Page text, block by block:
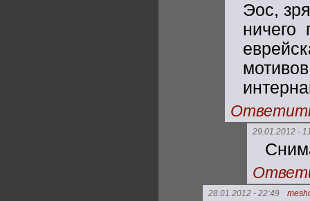
Эос,
ничего
29.01.2012 -
28.01.2012 - 22:49